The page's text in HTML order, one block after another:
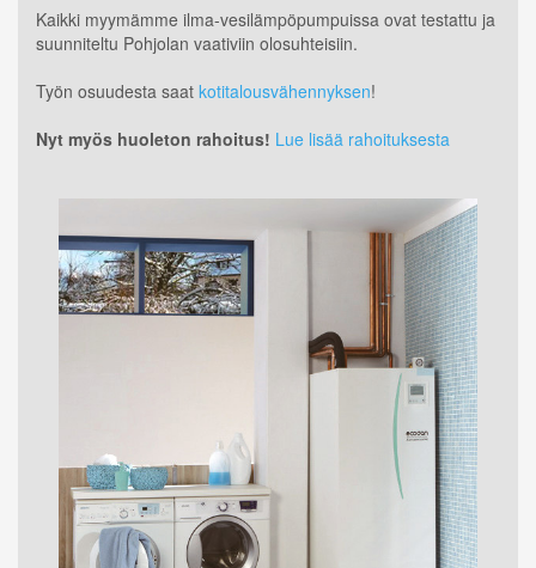
Kaikki myymämme ilma-vesilämpöpumpuissa ovat testattu ja
suunniteltu Pohjolan vaativiin olosuhteisiin.
Työn osuudesta saat kotitalousvähennyksen!
Nyt myös huoleton rahoitus! Lue lisää rahoituksesta